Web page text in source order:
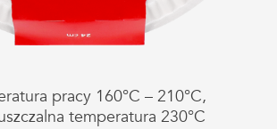
pracy 160°C – 210°C,
temperatura 230°C